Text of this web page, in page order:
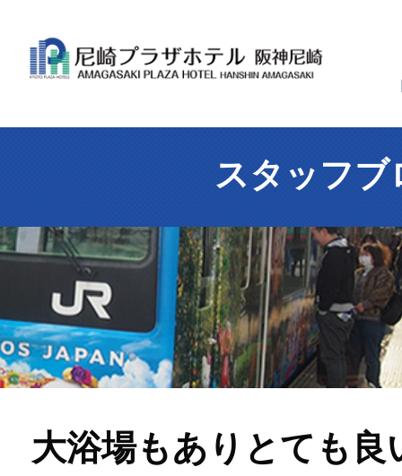
スタッフブ
大浴場もありとても